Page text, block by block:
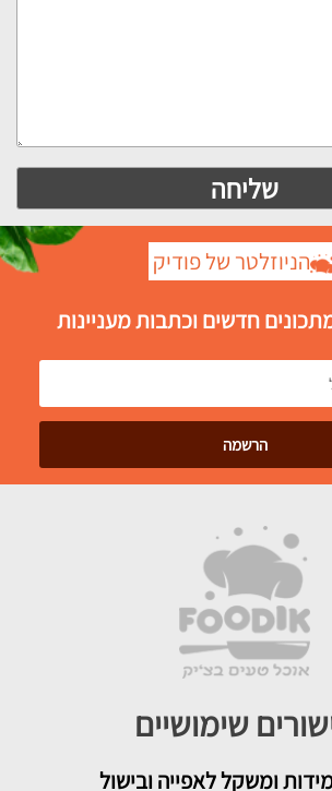
הניוזלטר של פודיק
חדשים וכתבות מעניינות
שימושיים
ומשקל לאפייה ובישול